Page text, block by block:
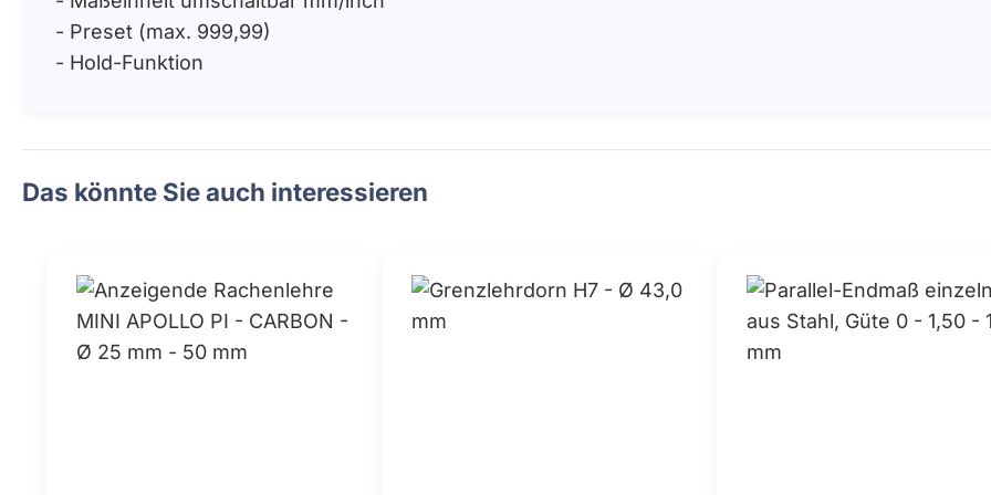
- Preset (max. 999,99)
- Hold-Funktion
Das könnte Sie auch interessieren